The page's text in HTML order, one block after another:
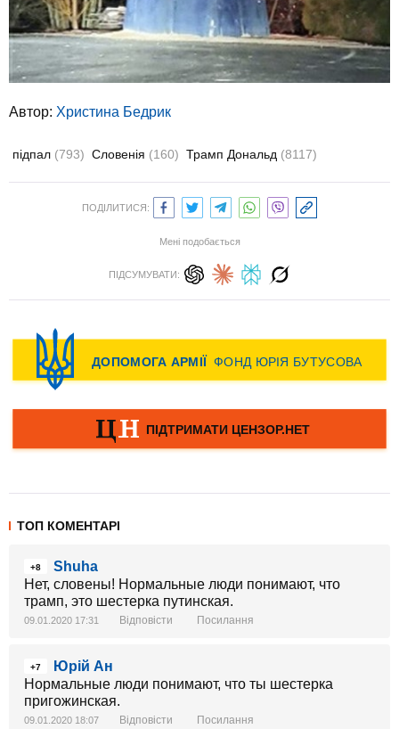
Автор: Христина Бедрик
підпал (793) Словенія (160) Трамп Дональд (8117)
ПОДІЛИТИСЯ:
Мені подобається
ПІДСУМУВАТИ:
ТОП КОМЕНТАРІ
+8
Shuha
Нет, словены! Нормальные люди понимают, что
трамп, это шестерка путинская.
09.01.2020 17:31 Відповісти Посилання
+7
Юрій Ан
Нормальные люди понимают, что ты шестерка
пригожинская.
09.01.2020 18:07 Відповісти Посилання